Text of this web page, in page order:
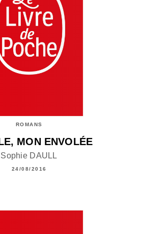
ROMANS
MON ENVOLÉE
Sophie DAULL
24/08/2016